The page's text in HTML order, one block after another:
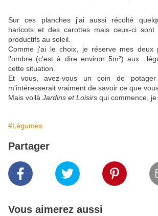
Sur ces planches j'ai aussi récolté
haricots et des carottes mais ceux-ci sont
productifs au soleil.
Comme j'ai le choix, je réserve mes deux
l'ombre (c'est à dire environ 5m²) aux
cette situation.
Et vous, avez-vous un coin de
m'intéresserait vraiment de savoir ce que
Mais voilà Jardins et Loisirs qui commence,
#Légumes
Partager
Vous aimerez aussi